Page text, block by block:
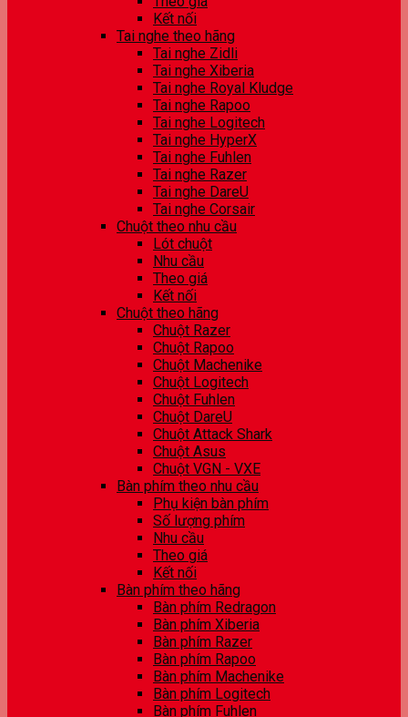
Kết nối
Tai nghe theo hãng
Tai nghe Zidli
Tai nghe Xiberia
Tai nghe Royal Kludge
Tai nghe Rapoo
Tai nghe Logitech
Tai nghe HyperX
Tai nghe Fuhlen
Tai nghe Razer
Tai nghe DareU
Tai nghe Corsair
Chuột theo nhu cầu
Lót chuột
Nhu cầu
Theo giá
Kết nối
Chuột theo hãng
Chuột Razer
Chuột Rapoo
Chuột Machenike
Chuột Logitech
Chuột Fuhlen
Chuột DareU
Chuột Attack Shark
Chuột Asus
Chuột VGN - VXE
Bàn phím theo nhu cầu
Phụ kiện bàn phím
Số lượng phím
Nhu cầu
Theo giá
Kết nối
Bàn phím theo hãng
Bàn phím Redragon
Bàn phím Xiberia
Bàn phím Razer
Bàn phím Rapoo
Bàn phím Machenike
Bàn phím Logitech
Bàn phím Fuhlen